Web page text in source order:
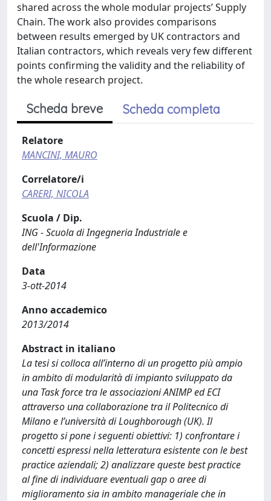
shared across the whole modular projects’ Supply
Chain. The work also provides comparisons
between results emerged by UK contractors and
Italian contractors, which reveals very few different
points confirming the validity and the reliability of
the whole research project.
Scheda breve Scheda completa
Relatore
MANCINI, MAURO
Correlatore/i
CARERI, NICOLA
Scuola / Dip.
ING - Scuola di Ingegneria Industriale e
dell'Informazione
Data
3-ott-2014
Anno accademico
2013/2014
Abstract in italiano
La tesi si colloca all’interno di un progetto più ampio
in ambito di modularità di impianto sviluppato da
una Task force tra le associazioni ANIMP ed ECI
attraverso una collaborazione tra il Politecnico di
Milano e l’università di Loughborough (UK). Il
progetto si pone i seguenti obiettivi: 1) confrontare i
concetti espressi nella letteratura esistente con le best
practice aziendali; 2) analizzare queste best practice
al fine di individuare eventuali gap o aree di
miglioramento sia in ambito manageriale che in